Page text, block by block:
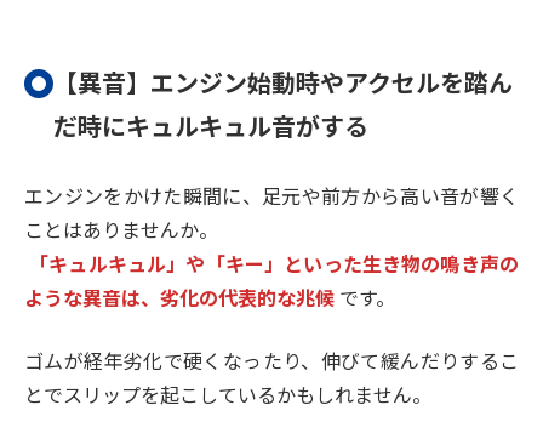
【異音】エンジン始動時やアクセルを踏ん
だ時にキュルキュル音がする
エンジンをかけた瞬間に、足元や前方から高い音が響く
ことはありませんか。
「キュルキュル」や「キー」といった生き物の鳴き声の
ような異音は、劣化の代表的な兆候 です。
ゴムが経年劣化で硬くなったり、伸びて緩んだりするこ
とでスリップを起こしているかもしれません。